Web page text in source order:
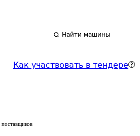
Найти машины
Как участвовать в тендере
поставщиков